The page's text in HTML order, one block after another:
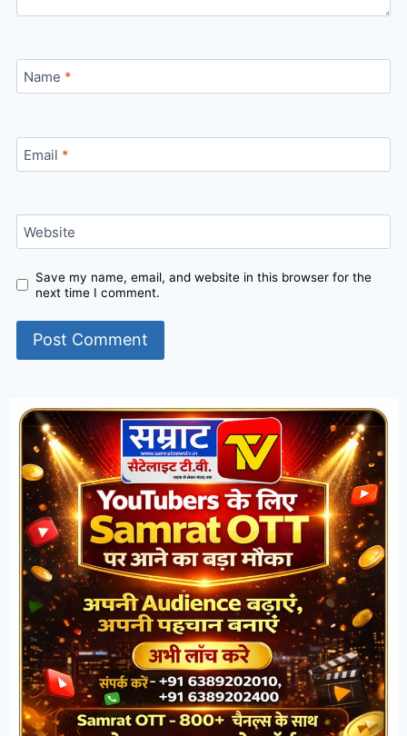
Name *
Email *
Website
Save my name, email, and website in this browser for the
next time I comment.